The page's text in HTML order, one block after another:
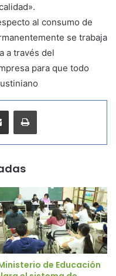
al consumo de
se trabaja
a través del
para que todo
de Educación